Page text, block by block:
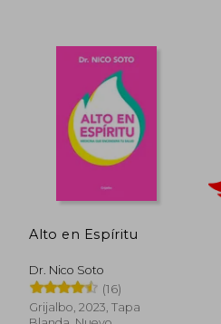
55%
Alto en Espíritu
Dr. Nico Soto
(16)
Grijalbo, 2023, Tapa